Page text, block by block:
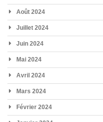
Août 2024
Juillet 2024
Juin 2024
Mai 2024
Avril 2024
Mars 2024
Février 2024